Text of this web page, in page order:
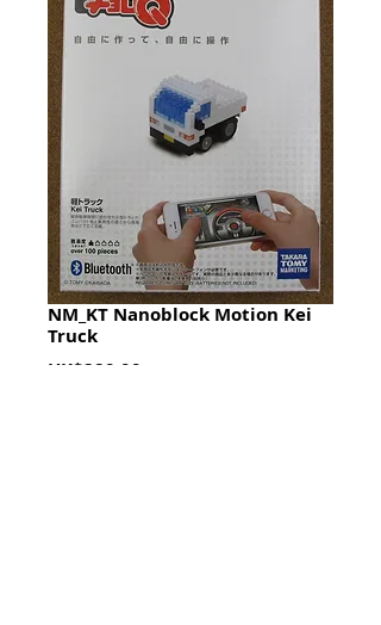
NM_KT Nanoblock Motion Kei
Truck
HK$280.00